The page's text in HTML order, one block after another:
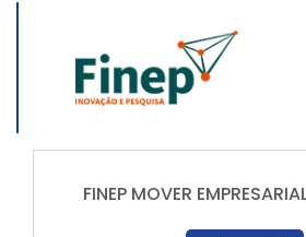
FINEP MOVER